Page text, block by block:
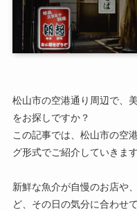
松山市の空港通り周辺で、
をお探しですか？
この記事では、松山市の空
グ形式でご紹介していきます
新鮮な魚介が自慢のお店や
ど、その日の気分に合わせ